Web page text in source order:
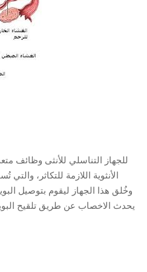
للجهاز التناسلي للأنثى وظائف
الأنثوية اللازمة للتكاثر، والتي
وخُلق هذا الجهاز ليقوم بتوصيل
يحدث الاخصاب عن طريق تلقيح